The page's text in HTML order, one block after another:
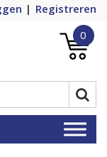
Registreren
0